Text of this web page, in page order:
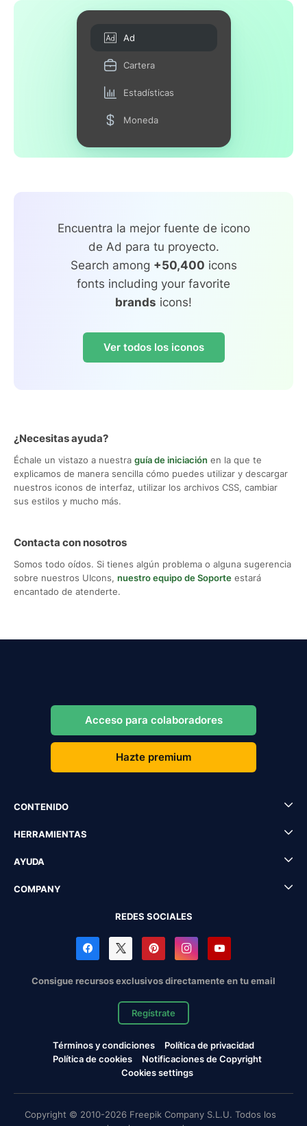
Ad
Cartera
Estadísticas
Moneda
Encuentra la mejor fuente de icono
de Ad para tu proyecto.
Search among +50,400 icons
fonts including your favorite
brands icons!
Ver todos los iconos
¿Necesitas ayuda?
Échale un vistazo a nuestra guía de iniciación en la que te
explicamos de manera sencilla cómo puedes utilizar y descargar
nuestros iconos de interfaz, utilizar los archivos CSS, cambiar
sus estilos y mucho más.
Contacta con nosotros
Somos todo oídos. Si tienes algún problema o alguna sugerencia
sobre nuestros UIcons, nuestro equipo de Soporte estará
encantado de atenderte.
Acceso para colaboradores
Hazte premium
CONTENIDO
HERRAMIENTAS
AYUDA
COMPANY
REDES SOCIALES
Consigue recursos exclusivos directamente en tu email
Regístrate
Términos y condiciones
Política de privacidad
Política de cookies
Notificaciones de Copyright
Cookies settings
Copyright © 2010-2026 Freepik Company S.L.U. Todos los